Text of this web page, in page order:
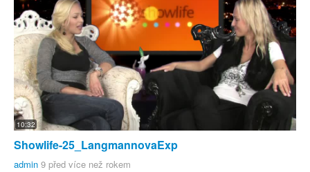
10:32
Showlife-25_LangmannovaExp
admin 9 před více než rokem